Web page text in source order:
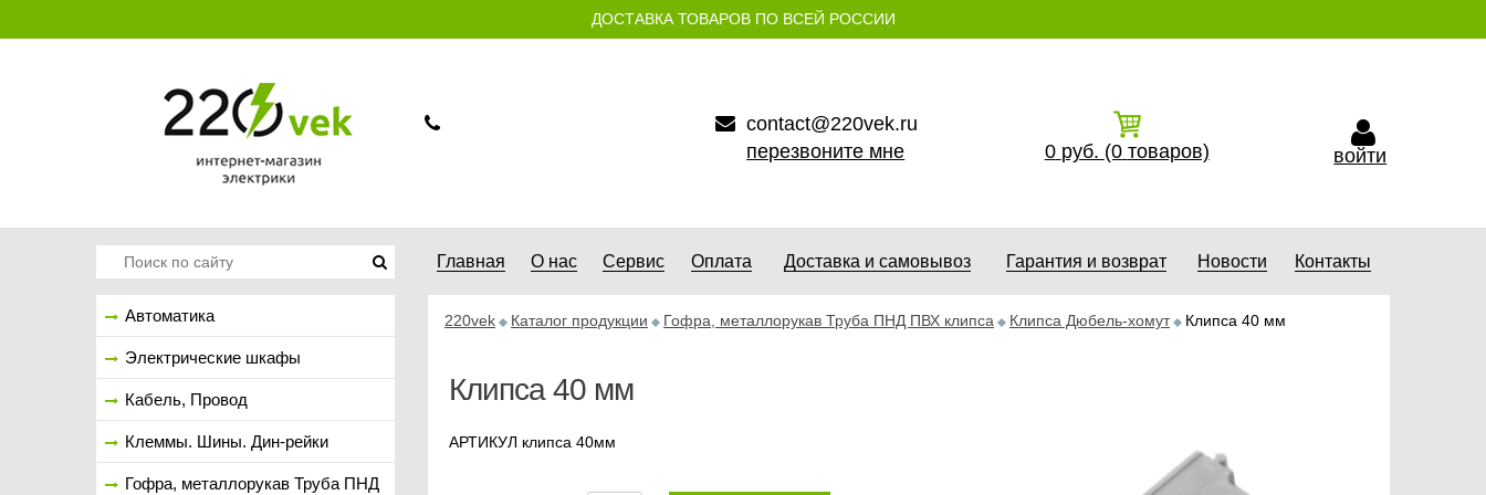
ДОСТАВКА ТОВАРОВ ПО ВСЕЙ РОССИИ
contact@220vek.ru
перезвоните мне
0 руб. (0 товаров) войти
Автоматика
Электрические шкафы
Кабель, Провод
Клеммы. Шины. Дин-рейки
Гофра, металлорукав Труба ПНД
Главная О нас Сервис Оплата Доставка и самовывоз Гарантия и возврат Новости Контакты
220vek Каталог продукции Гофра, металлорукав Труба ПНД ПВХ клипса Клипса Дюбель-хомут Клипса 40 мм
Клипса 40 мм
АРТИКУЛ клипса 40мм